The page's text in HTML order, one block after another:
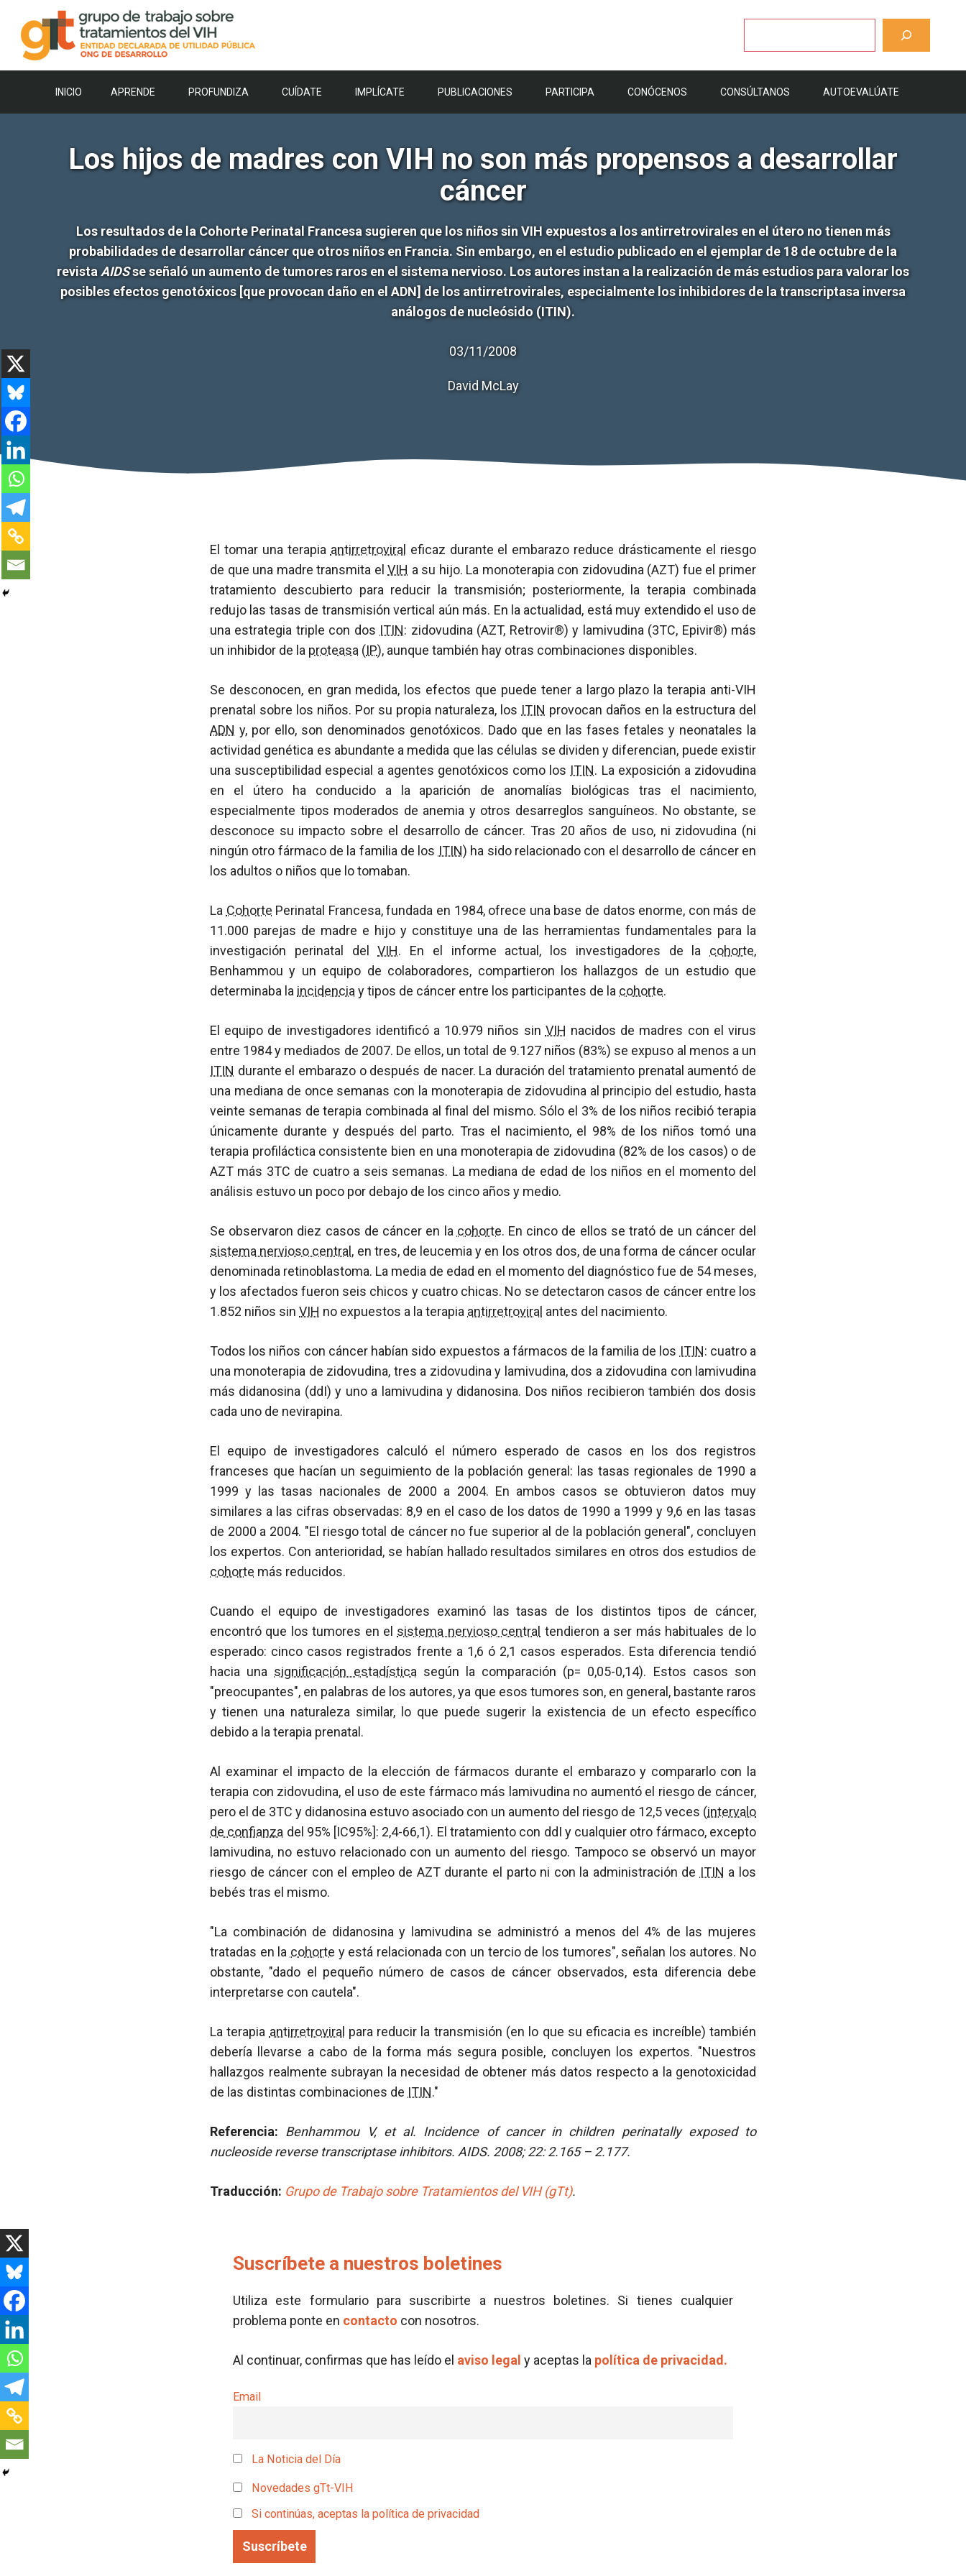
contenido
INICIO APRENDE PROFUNDIZA CUÍDATE IMPLÍCATE PUBLICACIONES PARTICIPA CONÓCENOS CONSÚLTANOS AUTOEVALÚATE
Los hijos de madres con VIH no son más propensos a desarrollar
cáncer
Los resultados de la Cohorte Perinatal Francesa sugieren que los niños sin VIH expuestos a los antirretrovirales en el útero no tienen más
probabilidades de desarrollar cáncer que otros niños en Francia. Sin embargo, en el estudio publicado en el ejemplar de 18 de octubre de la
revistaAIDSse señaló un aumento de tumores raros en el sistema nervioso. Los autores instan a la realización de más estudios para valorar los
posibles efectos genotóxicos [que provocan daño en el ADN] de los antirretrovirales, especialmente los inhibidores de la transcriptasa inversa
análogos de nucleósido (ITIN).
03/11/2008
David McLay
El tomar una terapia antirretroviral eficaz durante el embarazo reduce drásticamente el riesgo
de que una madre transmita elVIH a su hijo. La monoterapia con zidovudina (AZT) fue el primer
tratamiento descubierto para reducir la transmisión; posteriormente, la terapia combinada
redujo las tasas de transmisión vertical aún más. En la actualidad, está muy extendido el uso de
una estrategia triple con dos ITIN: zidovudina (AZT, Retrovir®) y lamivudina (3TC, Epivir®) más
un inhibidor de la proteasa (IP), aunque también hay otras combinaciones disponibles.
Se desconocen, en gran medida, los efectos que puede tener a largo plazo la terapia anti-VIH
prenatal sobre los niños. Por su propia naturaleza, los ITIN provocan daños en la estructura del
ADN y, por ello, son denominados genotóxicos. Dado que en las fases fetales y neonatales la
actividad genética es abundante a medida que las células se dividen y diferencian, puede existir
una susceptibilidad especial a agentes genotóxicos como los ITIN. La exposición a zidovudina
en el útero ha conducido a la aparición de anomalías biológicas tras el nacimiento,
especialmente tipos moderados de anemia y otros desarreglos sanguíneos. No obstante, se
desconoce su impacto sobre el desarrollo de cáncer. Tras 20 años de uso, ni zidovudina (ni
ningún otro fármaco de la familia de los ITIN) ha sido relacionado con el desarrollo de cáncer en
los adultos o niños que lo tomaban.
La Cohorte Perinatal Francesa, fundada en 1984, ofrece una base de datos enorme, con más de
11.000 parejas de madre e hijo y constituye una de las herramientas fundamentales para la
investigación perinatal delVIH. En el informe actual, los investigadores de la cohorte,
Benhammou y un equipo de colaboradores, compartieron los hallazgos de un estudio que
determinaba la incidencia y tipos de cáncer entre los participantes de la cohorte.
El equipo de investigadores identificó a 10.979 niños sin VIH nacidos de madres con el virus
entre 1984 y mediados de 2007. De ellos, un total de 9.127 niños (83%) se expuso al menos a un
ITIN durante el embarazo o después de nacer. La duración del tratamiento prenatal aumentó de
una mediana de once semanas con la monoterapia de zidovudina al principio del estudio, hasta
veinte semanas de terapia combinada al final del mismo. Sólo el 3% de los niños recibió terapia
únicamente durante y después del parto. Tras el nacimiento, el 98% de los niños tomó una
terapia profiláctica consistente bien en una monoterapia de zidovudina (82% de los casos) o de
AZT más 3TC de cuatro a seis semanas. La mediana de edad de los niños en el momento del
análisis estuvo un poco por debajo de los cinco años y medio.
Se observaron diez casos de cáncer en la cohorte. En cinco de ellos se trató de un cáncer del
sistema nervioso central , en tres, de leucemia y en los otros dos, de una forma de cáncer ocular
denominada retinoblastoma. La media de edad en el momento del diagnóstico fue de 54 meses,
y los afectados fueron seis chicos y cuatro chicas. No se detectaron casos de cáncer entre los
1.852 niños sin VIH no expuestos a la terapia antirretroviral antes del nacimiento.
Todos los niños con cáncer habían sido expuestos a fármacos de la familia de los ITIN: cuatro a
una monoterapia de zidovudina, tres a zidovudina y lamivudina, dos a zidovudina con lamivudina
más didanosina (ddI) y uno a lamivudina y didanosina. Dos niños recibieron también dos dosis
cada uno de nevirapina.
El equipo de investigadores calculó el número esperado de casos en los dos registros
franceses que hacían un seguimiento de la población general: las tasas regionales de 1990 a
1999 y las tasas nacionales de 2000 a 2004. En ambos casos se obtuvieron datos muy
similares a las cifras observadas: 8,9 en el caso de los datos de 1990 a 1999 y 9,6 en las tasas
de 2000 a 2004. "El riesgo total de cáncer no fue superior al de la población general", concluyen
los expertos. Con anterioridad, se habían hallado resultados similares en otros dos estudios de
cohorte más reducidos.
Cuando el equipo de investigadores examinó las tasas de los distintos tipos de cáncer,
encontró que los tumores en el sistema nervioso central tendieron a ser más habituales de lo
esperado: cinco casos registrados frente a 1,6 ó 2,1 casos esperados. Esta diferencia tendió
hacia una significación estadística según la comparación (p= 0,05-0,14). Estos casos son
"preocupantes", en palabras de los autores, ya que esos tumores son, en general, bastante raros
y tienen una naturaleza similar, lo que puede sugerir la existencia de un efecto específico
debido a la terapia prenatal.
Al examinar el impacto de la elección de fármacos durante el embarazo y compararlo con la
terapia con zidovudina, el uso de este fármaco más lamivudina no aumentó el riesgo de cáncer,
pero el de 3TC y didanosina estuvo asociado con un aumento del riesgo de 12,5 veces (intervalo
de confianza del 95% [IC95%]: 2,4-66,1). El tratamiento con ddI y cualquier otro fármaco, excepto
lamivudina, no estuvo relacionado con un aumento del riesgo. Tampoco se observó un mayor
riesgo de cáncer con el empleo de AZT durante el parto ni con la administración de ITIN a los
bebés tras el mismo.
"La combinación de didanosina y lamivudina se administró a menos del 4% de las mujeres
tratadas en la cohorte y está relacionada con un tercio de los tumores", señalan los autores. No
obstante, "dado el pequeño número de casos de cáncer observados, esta diferencia debe
interpretarse con cautela".
La terapia antirretroviral para reducir la transmisión (en lo que su eficacia es increíble) también
debería llevarse a cabo de la forma más segura posible, concluyen los expertos. "Nuestros
hallazgos realmente subrayan la necesidad de obtener más datos respecto a la genotoxicidad
de las distintas combinaciones de ITIN."
Referencia: Benhammou V, et al. Incidence of cancer in children perinatally exposed to
nucleoside reverse transcriptase inhibitors. AIDS. 2008; 22: 2.165 – 2.177.
Traducción: Grupo de Trabajo sobre Tratamientos del VIH (gTt).
Suscríbete a nuestros boletines
Utiliza este formulario para suscribirte a nuestros boletines. Si tienes cualquier
problema ponte en contacto con nosotros.
Al continuar, confirmas que has leído el aviso legal y aceptas la política de privacidad.
Email
La Noticia del Día
Novedades gTt-VIH
Si continúas, aceptas la política de privacidad